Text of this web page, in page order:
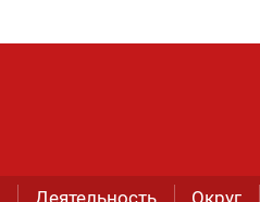
Деятельность Округ